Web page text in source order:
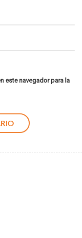
este navegador para la